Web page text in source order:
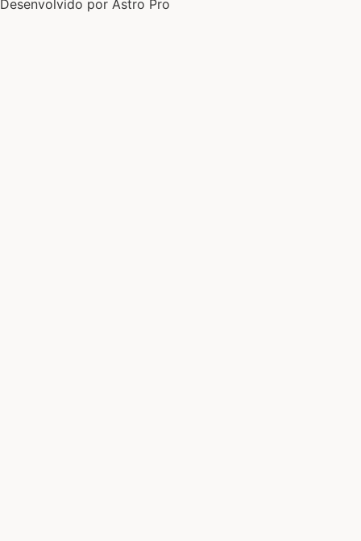
Desenvolvido por Astro Pro